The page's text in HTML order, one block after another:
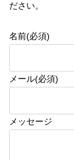
ださい。
名前(必須)
メール(必須)
メッセージ